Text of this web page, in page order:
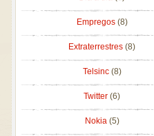
Empregos (8)
Extraterrestres (8)
Telsinc (8)
Twitter (6)
Nokia (5)